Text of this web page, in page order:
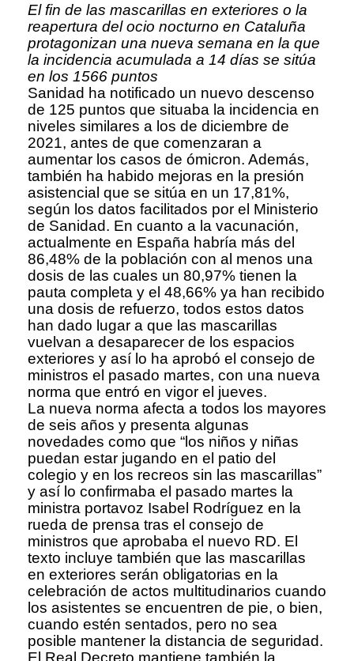
El fin de las mascarillas en exteriores o la
reapertura del ocio nocturno en Cataluña
protagonizan una nueva semana en la que
la incidencia acumulada a 14 días se sitúa
en los 1566 puntos
Sanidad ha notificado un nuevo descenso
de 125 puntos que situaba la incidencia en
niveles similares a los de diciembre de
2021, antes de que comenzaran a
aumentar los casos de ómicron. Además,
también ha habido mejoras en la presión
asistencial que se sitúa en un 17,81%,
según los datos facilitados por el Ministerio
de Sanidad. En cuanto a la vacunación,
actualmente en España habría más del
86,48% de la población con al menos una
dosis de las cuales un 80,97% tienen la
pauta completa y el 48,66% ya han recibido
una dosis de refuerzo, todos estos datos
han dado lugar a que las mascarillas
vuelvan a desaparecer de los espacios
exteriores y así lo ha aprobó el consejo de
ministros el pasado martes, con una nueva
norma que entró en vigor el jueves.
La nueva norma afecta a todos los mayores
de seis años y presenta algunas
novedades como que “los niños y niñas
puedan estar jugando en el patio del
colegio y en los recreos sin las mascarillas”
y así lo confirmaba el pasado martes la
ministra portavoz Isabel Rodríguez en la
rueda de prensa tras el consejo de
ministros que aprobaba el nuevo RD. El
texto incluye también que las mascarillas
en exteriores serán obligatorias en la
celebración de actos multitudinarios cuando
los asistentes se encuentren de pie, o bien,
cuando estén sentados, pero no sea
posible mantener la distancia de seguridad.
El Real Decreto mantiene también la